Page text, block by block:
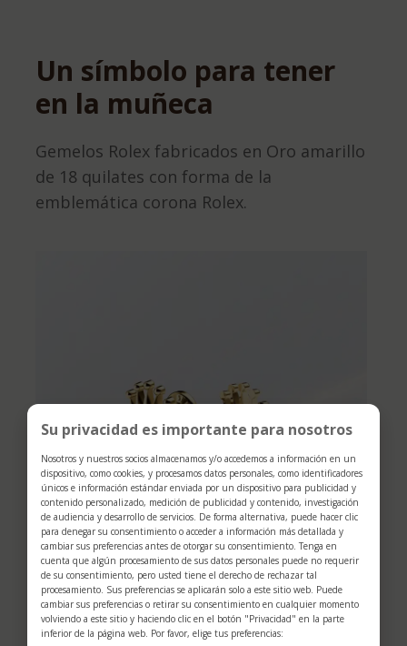
Un símbolo para tener
en la muñeca
Gemelos Rolex fabricados en Oro amarillo
de 18 quilates con forma de la
emblemática corona Rolex.
Su privacidad es importante para nosotros
Nosotros y nuestros socios almacenamos y/o accedemos a información en un
dispositivo, como cookies, y procesamos datos personales, como identificadores
únicos e información estándar enviada por un dispositivo para publicidad y
contenido personalizado, medición de publicidad y contenido, investigación
de audiencia y desarrollo de servicios. De forma alternativa, puede hacer clic
para denegar su consentimiento o acceder a información más detallada y
cambiar sus preferencias antes de otorgar su consentimiento. Tenga en
cuenta que algún procesamiento de sus datos personales puede no requerir
de su consentimiento, pero usted tiene el derecho de rechazar tal
procesamiento. Sus preferencias se aplicarán solo a este sitio web. Puede
cambiar sus preferencias o retirar su consentimiento en cualquier momento
volviendo a este sitio y haciendo clic en el botón "Privacidad" en la parte
inferior de la página web. Por favor, elige tus preferencias: